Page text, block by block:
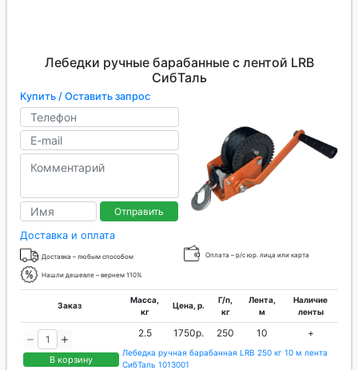
Лебедки ручные барабанные с лентой LRB
СибТаль
Купить / Оставить запрос
Отправить
Доставка и оплата
Доставка – любым способом Оплата – р/с юр. лица или карта
Нашли дешевле – вернем 110%
Заказ
Масса,
кг
Цена, р.
Г/п,
кг
Лента,
м
Наличие
ленты
В корзину
2.5 1750р. 250 10 +
Лебедка ручная барабанная LRB 250 кг 10 м лента
СибТаль 1013001